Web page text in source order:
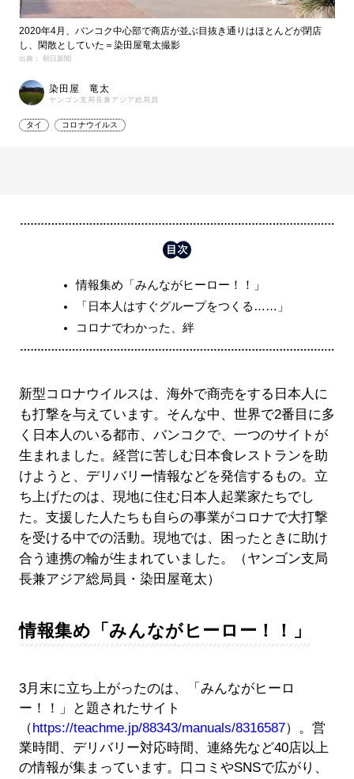
2020年4月、バンコク中心部で商店が並ぶ目抜き通りはほとんどが閉店
し、閑散としていた＝染田屋竜太撮影
出典： 朝日新聞
染田屋 竜太
ヤンゴン支局長兼アジア総局員
タイ コロナウイルス
情報集め「みんながヒーロー！！」
「日本人はすぐグループをつくる……」
コロナでわかった、絆
新型コロナウイルスは、海外で商売をする日本人に
も打撃を与えています。そんな中、世界で2番目に多
く日本人のいる都市、バンコクで、一つのサイトが
生まれました。経営に苦しむ日本食レストランを助
けようと、デリバリー情報などを発信するもの。立
ち上げたのは、現地に住む日本人起業家たちでし
た。支援した人たちも自らの事業がコロナで大打撃
を受ける中での活動。現地では、困ったときに助け
合う連携の輪が生まれていました。（ヤンゴン支局
長兼アジア総局員・染田屋竜太）
情報集め「みんながヒーロー！！」
3月末に立ち上がったのは、「みんながヒーロ
ー！！」と題されたサイト
（https://teachme.jp/88343/manuals/8316587）。営
業時間、デリバリー対応時間、連絡先など40店以上
の情報が集まっています。口コミやSNSで広がり、